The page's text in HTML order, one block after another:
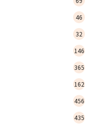
46
32
146
365
162
456
435